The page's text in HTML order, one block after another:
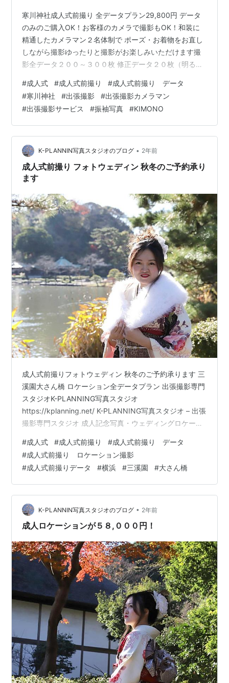
寒川神社成人式前撮り 全データプラン29,800円 データ
のみのご購入OK！お客様のカメラで撮影もOK！和装に
精通したカメラマン２名体制で ポーズ・お着物をお直し
しながら撮影ゆったりと撮影がお楽しみいただけます撮
影全データ２００～３００枚 修正データ２０枚（明る
ルなポーズまで ご希望に合わせてお撮りします・主役お
一人撮影・撮影時間１～２時間・土日祝プラス10,000
円・ご家族写真10,000円（５名様まで）・交通費・駐車
料別途実費・お写真はデータ便でお送りします・USBメ
モリーは3,000円（送料別途）・寒川神社ではご祈祷を
お受けください マ…
#成人式 #成人式前撮り #成人式前撮り データ
#寒川神社 #出張撮影 #出張撮影カメラマン
#出張撮影サービス #振袖写真 #KIMONO
K-PLANNIN写真スタジオのブログ • 2年前
成人式前撮り フォトウェディン 秋冬のご予約承り
ます
成人式前撮りフォトウェディン 秋冬のご予約承ります 三
溪園大さん橋 ロケーション全データプラン 出張撮影専門
スタジオK-PLANNING写真スタジオ
https://kplanning.net/ K-PLANNING写真スタジオ – 出張
撮影専門スタジオ 成人記念写真・ウェディングロケーシ
#成人式 #成人式前撮り #成人式前撮り データ
#成人式前撮り ロケーション撮影
#成人式前撮りデータ #横浜 #三溪園 #大さん橋
K-PLANNIN写真スタジオのブログ • 2年前
成人ロケーションが５８,０００円！